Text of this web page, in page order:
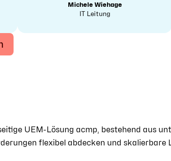
Michele Wiehage
IT Leitung
UEM-Lösung acmp, bestehend aus
flexibel abdecken und skalierbare